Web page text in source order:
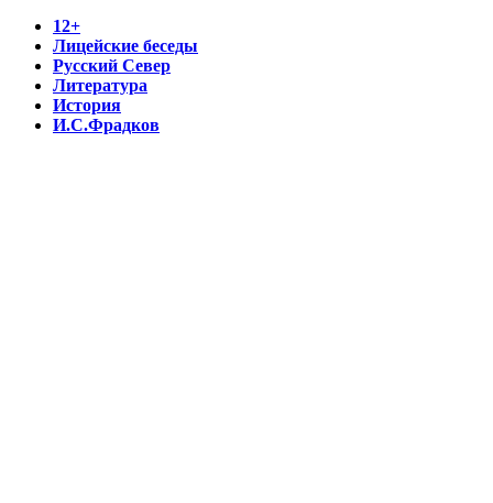
12+
Лицейские беседы
Русский Север
Литература
История
И.С.Фрадков